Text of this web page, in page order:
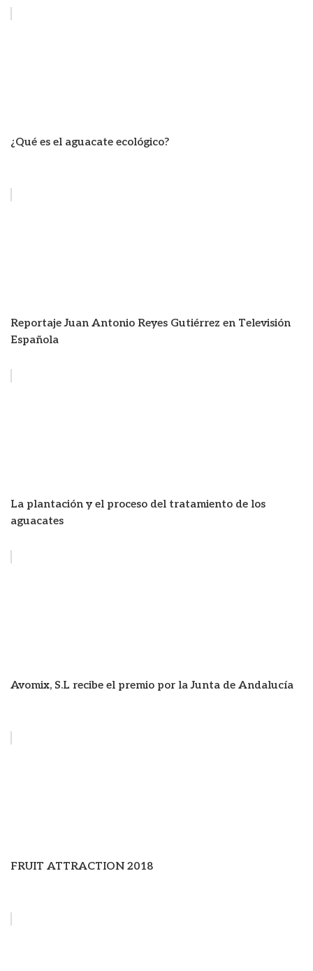
¿Qué es el aguacate ecológico?
Reportaje Juan Antonio Reyes Gutiérrez en Televisión
Española
La plantación y el proceso del tratamiento de los
aguacates
Avomix, S.L recibe el premio por la Junta de Andalucía
FRUIT ATTRACTION 2018